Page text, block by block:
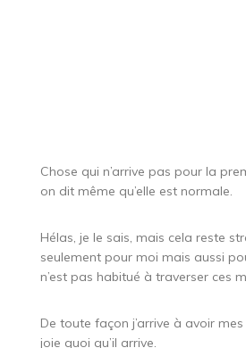
Chose qui n’arrive pas pour la
on dit même qu’elle est normale.
Hélas, je le sais, mais cela reste
seulement pour moi mais aussi
n’est pas habitué à traverser ces
De toute façon j’arrive à avoir
joie quoi qu’il arrive.